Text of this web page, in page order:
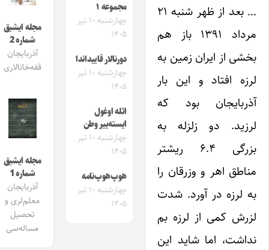
… بعد از ظهر شنبه ۲۱
مرداد ۱۳۹۱ باز هم
بخشی از ایران زمین به
لرزه افتاد و این بار
آذربایجان بود که
لرزید. دو زلزله به
بزرگی ۶.۴ ریشتر
مناطق اهر و وزرقان را
به لرزه در آورد. شدت
لزرش کمی از لرزه بم
نداشت، اما شاید این
مجموعه ۱
چهارشنبه ۱۰ تیر
۱۴۰۵
دورنالار قاییداندا
چهارشنبه ۱۰ تیر
۱۴۰۵
ائله اوغول
ایسته‌ییر وطن
چهارشنبه ۱۰ تیر
۱۴۰۵
هوپ‌هوپ‌نامه
چهارشنبه ۱۰ تیر
۱۴۰۵
مجله ایشیق
شماره 2
آذربایجان
قفه‌خانالاری
مجله ایشیق
شماره 1
آذربایجان
معلم‌لری و
تحصیل
مساله‌سی